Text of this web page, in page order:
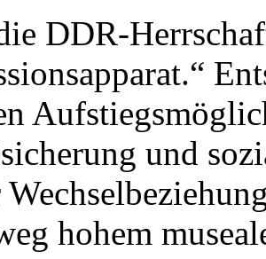
DDR-
und
hohem